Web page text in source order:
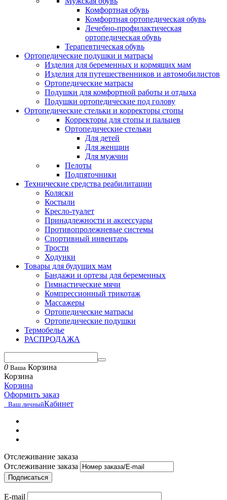
Комфортная обувь
Комфортная ортопедическая обувь
Лечебно-профилактическая
ортопедическая обувь
Терапевтическая обувь
Ортопедические подушки и матрасы
Изделия для беременных и кормящих мам
Изделия для путешественников и автомобилистов
Ортопедические матрасы
Подушки для комфортной работы и отдыха
Подушки ортопедические под голову
Ортопедические стельки и корректоры стопы
Корректоры для стопы и пальцев
Ортопедические стельки
Для детей
Для женщин
Для мужчин
Пелоты
Подпяточники
Технические средства реабилитации
Коляски
Костыли
Кресло-туалет
Принадлежности и аксессуары
Противопролежневые системы
Спортивный инвентарь
Трости
Ходунки
Товары для будущих мам
Бандажи и ортезы для беременных
Гимнастические мячи
Компрессионный трикотаж
Массажеры
Ортопедические матрасы
Ортопедические подушки
Термобелье
РАСПРОДАЖА
0 Ваша Корзина
Корзина
Корзина
Оформить заказ
Ваш личныйКабинет
Отслеживание заказа
Отслеживание заказа
Подписаться
E-mail